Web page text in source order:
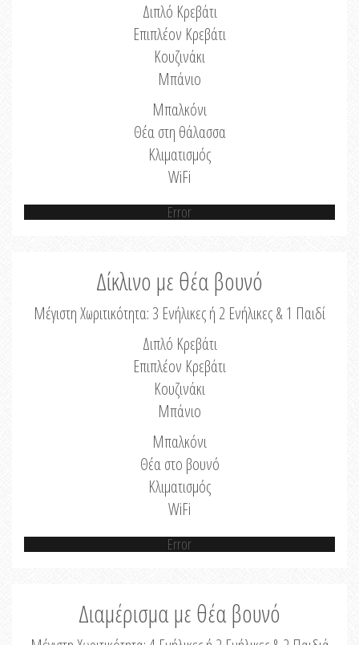
Διπλό Κρεβάτι
Επιπλέον Κρεβάτι
Κουζινάκι
Μπάνιο
Μπαλκόνι
Θέα στη θάλασσα
Κλιματισμός
WiFi
Error
Δίκλινο με θέα βουνό
Μέγιστη Χωριτικότητα: 3 Ενήλικες ή 2 Ενήλικες & 1 Παιδί
Διπλό Κρεβάτι
Επιπλέον Κρεβάτι
Κουζινάκι
Μπάνιο
Μπαλκόνι
Θέα στο βουνό
Κλιματισμός
WiFi
Error
Διαμέρισμα με θέα βουνό